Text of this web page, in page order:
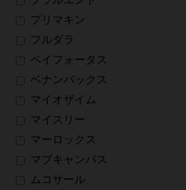
プリマキン
フルダラ
ベイフォータス
ベナンバックス
マイオザイム
マイスリー
マーロックス
マブキャンパス
ムコサール